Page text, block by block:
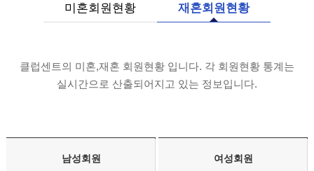
미혼회원현황 재혼회원현황
클럽센트의 미혼,재혼 회원현황 입니다. 각 회원현황 통계는
실시간으로 산출되어지고 있는 정보입니다.
남성회원 여성회원